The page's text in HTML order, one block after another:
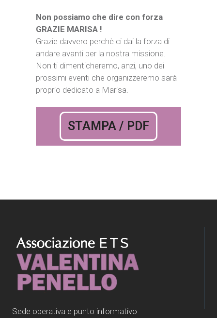
Non possiamo che dire con forza
GRAZIE MARISA !
Grazie davvero perchè ci dai la forza di
andare avanti per la nostra missione.
Non ti dimenticheremo, anzi, uno dei
prossimi eventi che organizzeremo sarà
proprio dedicato a Marisa.
STAMPA / PDF
Sede operativa e punto informativo